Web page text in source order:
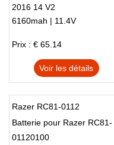
2016 14 V2
6160mah | 11.4V
Prix : € 65.14
Voir les détails
Razer RC81-0112
Batterie pour Razer RC81-
01120100